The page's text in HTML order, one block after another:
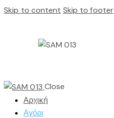
Skip to content Skip to footer
Close
Αρχική
Αγόρι